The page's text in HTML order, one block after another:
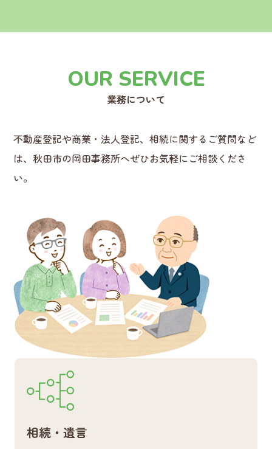
OUR SERVICE
業務について
不動産登記や商業・法人登記、相続に関するご質問など
は、秋田市の岡田事務所へぜひお気軽にご相談くださ
い。
相続・遺言